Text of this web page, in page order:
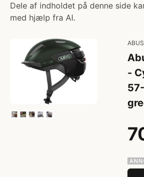
Dele af indholdet på denne side
med hjælp fra AI.
ABUS
-